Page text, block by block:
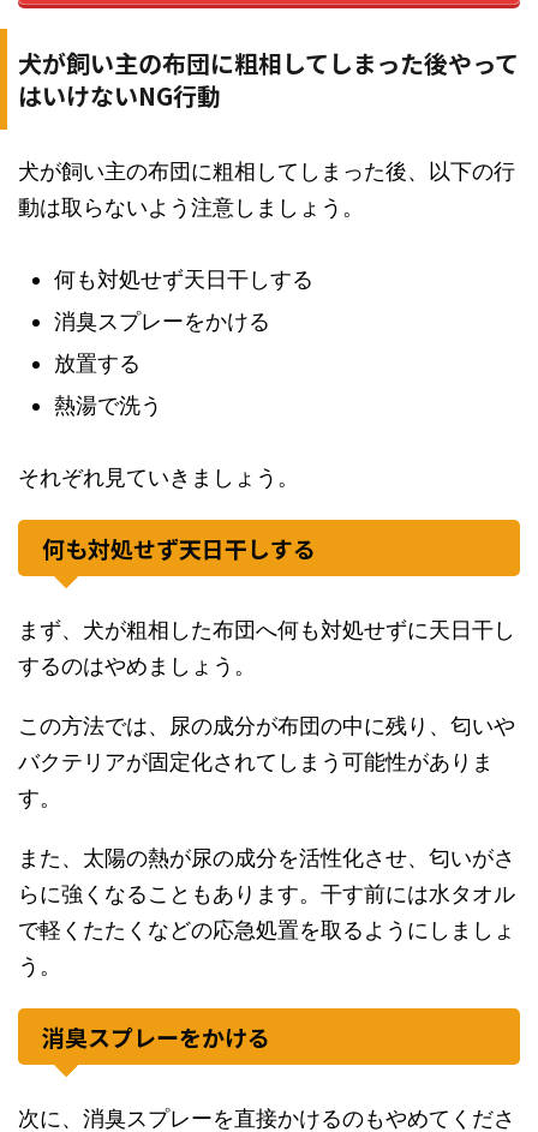
犬が飼い主の布団に粗相してしまった後やって
はいけないNG行動
犬が飼い主の布団に粗相してしまった後、以下の行
動は取らないよう注意しましょう。
何も対処せず天日干しする
消臭スプレーをかける
放置する
熱湯で洗う
それぞれ見ていきましょう。
何も対処せず天日干しする
まず、犬が粗相した布団へ何も対処せずに天日干し
するのはやめましょう。
この方法では、尿の成分が布団の中に残り、匂いや
バクテリアが固定化されてしまう可能性がありま
す。
また、太陽の熱が尿の成分を活性化させ、匂いがさ
らに強くなることもあります。干す前には水タオル
で軽くたたくなどの応急処置を取るようにしましょ
う。
消臭スプレーをかける
次に、消臭スプレーを直接かけるのもやめてくださ